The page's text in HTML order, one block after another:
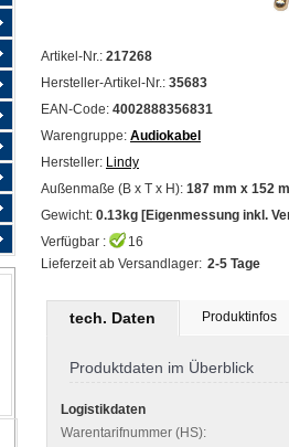
Artikel-Nr.: 217268
Hersteller-Artikel-Nr.: 35683
EAN-Code: 4002888356831
Warengruppe: Audiokabel
Hersteller: Lindy
Außenmaße (B x T x H): 187 mm x 152
Gewicht: 0.13kg [Eigenmessung inkl.
Verfügbar :
16
Lieferzeit ab Versandlager: 2-5 Tage
tech. Daten Produktinfos
Produktdaten im Überblick
Logistikdaten
Warentarifnummer (HS):